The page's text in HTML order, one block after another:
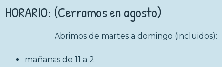
HORARIO: (Cerramos en agosto)
Abrimos de martes a domingo (incluidos):
mañanas de 11 a 2